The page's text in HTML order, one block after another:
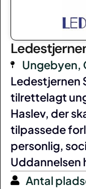
Ungebyen,
Ledestjernen
tilrettelagt
Haslev, der
tilpassede
personlig,
Uddannelsen
Antal